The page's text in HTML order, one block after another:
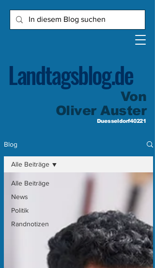
Landtagsblog.de
Von
Oliver Auster
Duesseldorf40221
Blog
Alle Beiträge
News
Politik
Randnotizen
Alle Beiträge